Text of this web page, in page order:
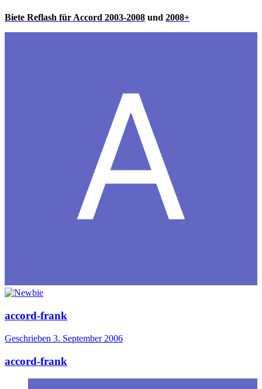
Biete Reflash für Accord 2003-2008 und 2008+
accord-frank
Geschrieben 3. September 2006
accord-frank